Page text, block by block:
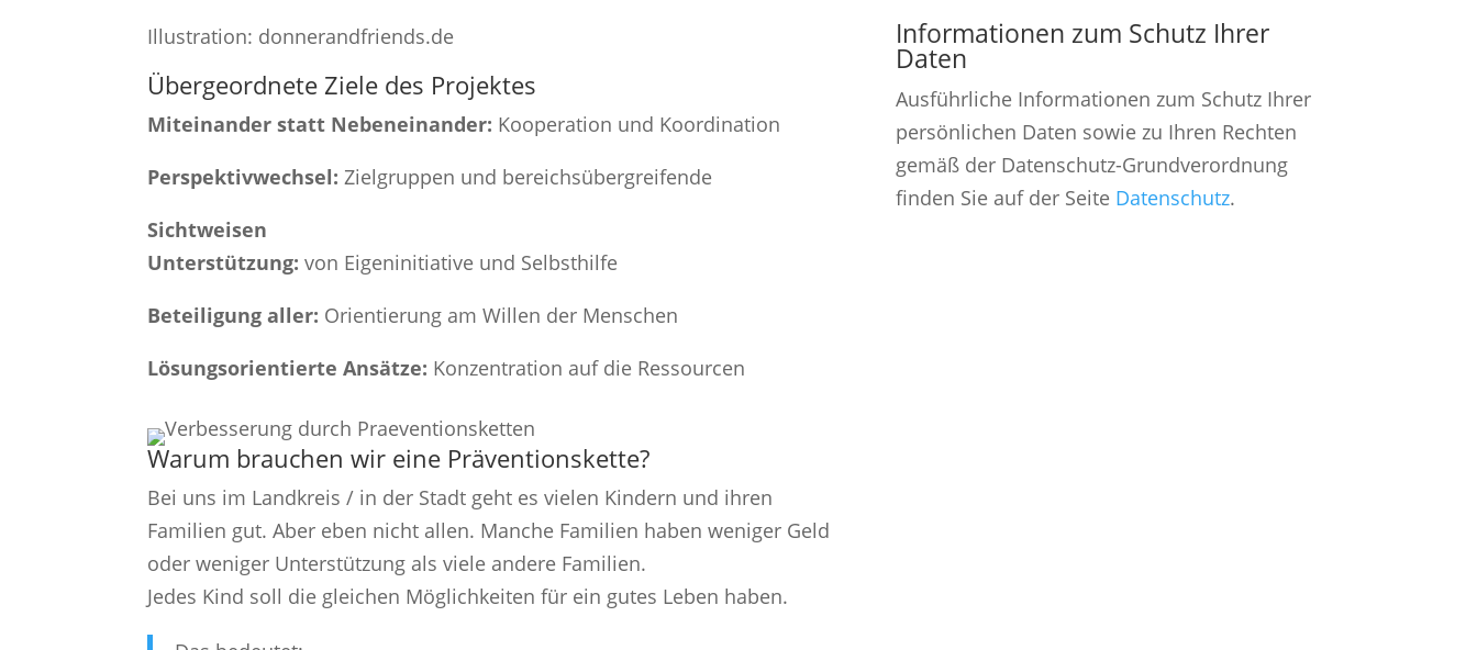
Illustration: donnerandfriends.de
Übergeordnete Ziele des Projektes
Miteinander statt Nebeneinander: Kooperation und Koordination
Perspektivwechsel: Zielgruppen und bereichsübergreifende
Sichtweisen
Unterstützung:von Eigeninitiative und Selbsthilfe
Beteiligung aller: Orientierung am Willen der Menschen
Lösungsorientierte Ansätze: Konzentration auf die Ressourcen
Warum brauchen wir eine Präventionskette?
Bei uns im Landkreis / in der Stadt geht es vielen Kindern und ihren
Familien gut. Aber eben nicht allen. Manche Familien haben weniger Geld
oder weniger Unterstützung als viele andere Familien.
Jedes Kind soll die gleichen Möglichkeiten für ein gutes Leben haben.
Informationen zum Schutz Ihrer
Daten
Ausführliche Informationen zum Schutz Ihrer
persönlichen Daten sowie zu Ihren Rechten
gemäß der Datenschutz-Grundverordnung
finden Sie auf der Seite Datenschutz.